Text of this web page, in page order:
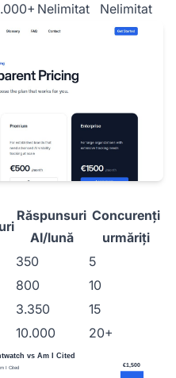
Nelimitat Nelimitat
Răspunsuri
AI/lună
Concurenți
urmăriți
350
5
800
10
3.350
15
10.000 20+